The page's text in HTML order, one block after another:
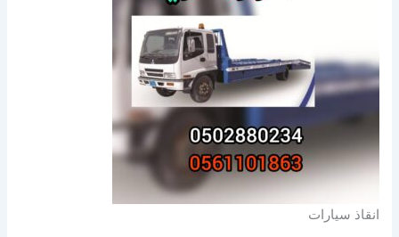
انقاذ سيارات